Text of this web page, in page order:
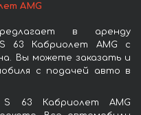
AMG
в аренду
63 Кабриолет AMG с
Вы можете заказать и
с подачей авто в
S 63 Кабриолет AMG